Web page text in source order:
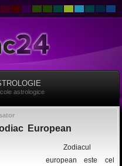
astrologice
European
Zodiacul
european este cel